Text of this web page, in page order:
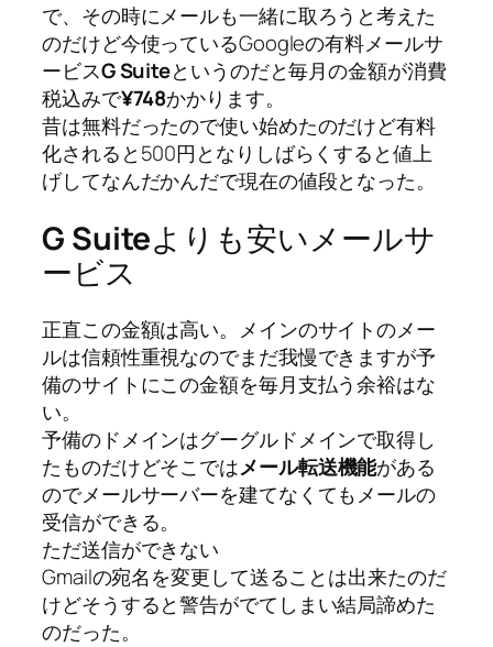
で、その時にメールも一緒に取ろうと考えた
のだけど今使っているGoogleの有料メールサ
ービスG Suiteというのだと毎月の金額が消費
税込みで¥748かかります。
昔は無料だったので使い始めたのだけど有料
化されると500円となりしばらくすると値上
げしてなんだかんだで現在の値段となった。
G Suiteよりも安いメールサ
ービス
正直この金額は高い。メインのサイトのメー
ルは信頼性重視なのでまだ我慢できますが予
備のサイトにこの金額を毎月支払う余裕はな
い。
予備のドメインはグーグルドメインで取得し
たものだけどそこではメール転送機能がある
のでメールサーバーを建てなくてもメールの
受信ができる。
ただ送信ができない
Gmailの宛名を変更して送ることは出来たのだ
けどそうすると警告がでてしまい結局諦めた
のだった。